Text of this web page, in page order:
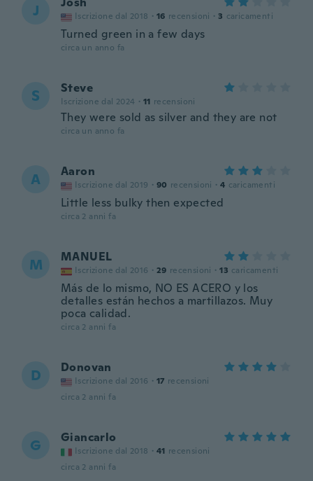
J Iscrizione dal 2018 · 16 recensioni · 3 caricamenti
Turned green in a few days
circa un anno fa
S Steve
Iscrizione dal 2024 · 11 recensioni
They were sold as silver and they are not
circa un anno fa
A Aaron
Iscrizione dal 2019 · 90 recensioni · 4 caricamenti
Little less bulky then expected
circa 2 anni fa
M MANUEL
Iscrizione dal 2016 · 29 recensioni · 13 caricamenti
Más de lo mismo, NO ES ACERO y los
detalles están hechos a martillazos. Muy
poca calidad.
circa 2 anni fa
D Donovan
Iscrizione dal 2016 · 17 recensioni
circa 2 anni fa
G Giancarlo
Iscrizione dal 2018 · 41 recensioni
circa 2 anni fa